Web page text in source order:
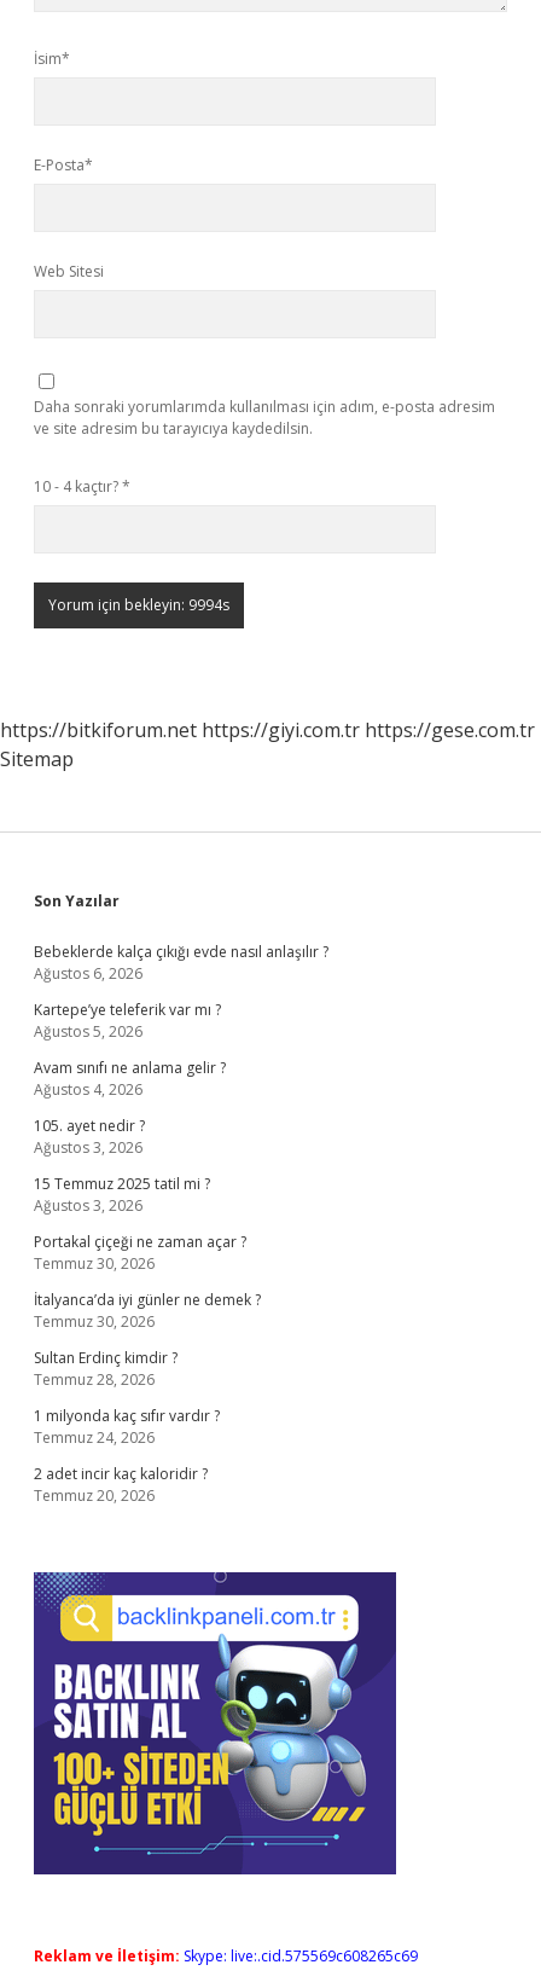
İsim*
E-Posta*
Web Sitesi
Daha sonraki yorumlarımda kullanılması için adım, e-posta adresim
ve site adresim bu tarayıcıya kaydedilsin.
10 - 4 kaçtır?*
https://bitkiforum.net https://giyi.com.tr https://gese.com.tr
Sitemap
Sidebar
Son Yazılar
Bebeklerde kalça çıkığı evde nasıl anlaşılır ?
Ağustos 6, 2026
Kartepe’ye teleferik var mı ?
Ağustos 5, 2026
Avam sınıfı ne anlama gelir ?
Ağustos 4, 2026
105. ayet nedir ?
Ağustos 3, 2026
15 Temmuz 2025 tatil mi ?
Ağustos 3, 2026
Portakal çiçeği ne zaman açar ?
Temmuz 30, 2026
İtalyanca’da iyi günler ne demek ?
Temmuz 30, 2026
Sultan Erdinç kimdir ?
Temmuz 28, 2026
1 milyonda kaç sıfır vardır ?
Temmuz 24, 2026
2 adet incir kaç kaloridir ?
Temmuz 20, 2026
Reklam ve İletişim: Skype: live:.cid.575569c608265c69